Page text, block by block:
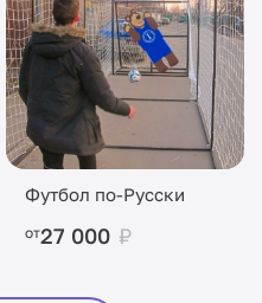
Футбол по-Русски
от27 000 ₽